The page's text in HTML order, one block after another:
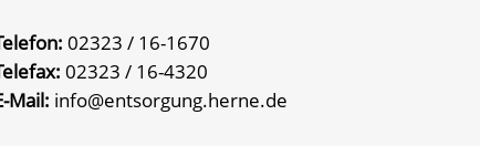
02323 / 16-1670
02323 / 16-4320
Mail: info@entsorgung.herne.de